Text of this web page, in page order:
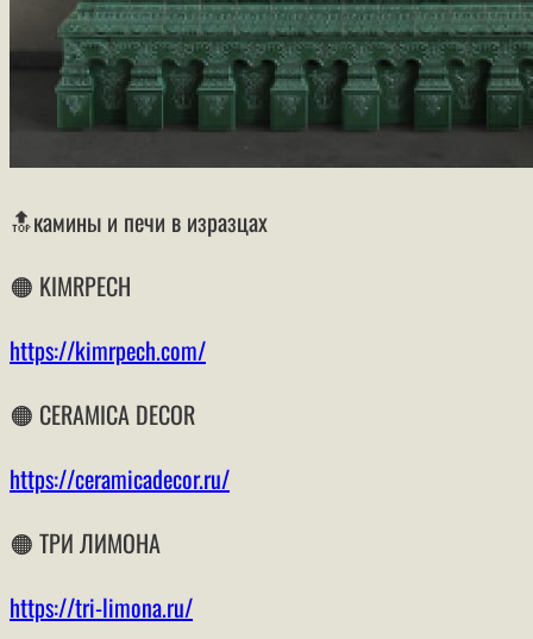
🔝камины и печи в изразцах
🟠 KIMRPECH
https://kimrpech.com/
🟠 CERAMICA DECOR
https://ceramicadecor.ru/
🟠 ТРИ ЛИМОНА
https://tri-limona.ru/